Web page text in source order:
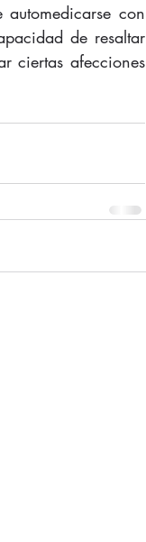
con
de resaltar
ciertas afecciones